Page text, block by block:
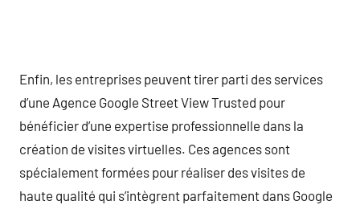
Enfin, les entreprises peuvent tirer parti des services
d’une Agence Google Street View Trusted pour
bénéficier d’une expertise professionnelle dans la
création de visites virtuelles. Ces agences sont
spécialement formées pour réaliser des visites de
haute qualité qui s’intègrent parfaitement dans Google